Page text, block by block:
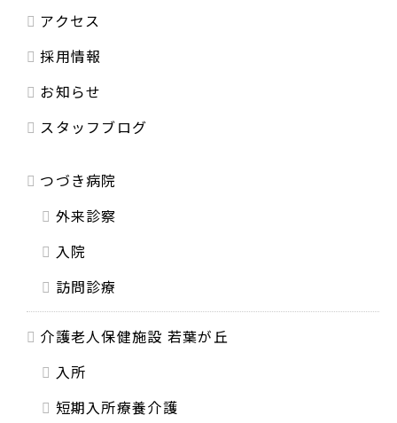
アクセス
採用情報
お知らせ
スタッフブログ
つづき病院
外来診察
入院
訪問診療
介護老人保健施設 若葉が丘
入所
短期入所療養介護